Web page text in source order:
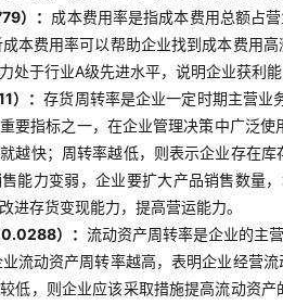
）： 成本费用率是指成本费用总额占
本费用率可以帮助企业找到成本费用
处于行业A级先进水平，说明企业获利
）：存货周转率是企业一定时期主营业
要指标之一，在企业管理决策中广泛
越快；周转率越低，则表示企业存在
能力变弱，企业要扩大产品销售数量
进存货变现能力，提高营运能力。
0.0288）：流动资产周转率是企业的主
流动资产周转率越高，表明企业经营
低，则企业应该采取措施提高流动资